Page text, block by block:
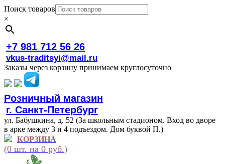
Поиск товаров
×
+7 981 712 56 26
vkus-traditsyi@mail.ru
Заказы через корзину принимаем круглосуточно
Розничный магазин
г. Санкт-Петербург
ул. Бабушкина, д. 52 (За школьным стадионом. Вход во дворе
в арке между 3 и 4 подъездом. Дом буквой П.)
КОРЗИНА
(0 шт. на 0 руб.)